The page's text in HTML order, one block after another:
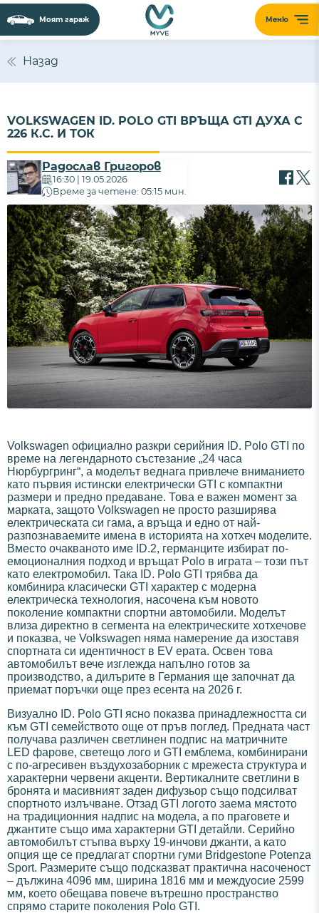
Меню
Моят гараж
Назад
VOLKSWAGEN ID. POLO GTI ВРЪЩА GTI ДУХА С
226 К.С. И ТОК
Радослав Григоров
16:30 | 19.05.2026
Време за четене: 05:15 мин.
Volkswagen официално разкри серийния ID. Polo GTI по
време на легендарното състезание „24 часа
Нюрбургринг“, а моделът веднага привлече вниманието
като първия истински електрически GTI с компактни
размери и предно предаване. Това е важен момент за
марката, защото Volkswagen не просто разширява
електрическата си гама, а връща и едно от най-
разпознаваемите имена в историята на хотхеч моделите.
Вместо очакваното име ID.2, германците избират по-
емоционалния подход и връщат Polo в играта – този път
като електромобил. Така ID. Polo GTI трябва да
комбинира класически GTI характер с модерна
електрическа технология, насочена към новото
поколение компактни спортни автомобили. Моделът
влиза директно в сегмента на електрическите хотхечове
и показва, че Volkswagen няма намерение да изоставя
спортната си идентичност в EV ерата. Освен това
автомобилът вече изглежда напълно готов за
производство, а дилърите в Германия ще започнат да
приемат поръчки още през есента на 2026 г.
Визуално ID. Polo GTI ясно показва принадлежността си
към GTI семейството още от пръв поглед. Предната част
получава различен светлинен подпис на матричните
LED фарове, светещо лого и GTI емблема, комбинирани
с по-агресивен въздухозаборник с мрежеста структура и
характерни червени акценти. Вертикалните светлини в
бронята и масивният заден дифузьор също подсилват
спортното излъчване. Отзад GTI логото заема мястото
на традиционния надпис на модела, а по праговете и
джантите също има характерни GTI детайли. Серийно
автомобилът стъпва върху 19-инчови джанти, а като
опция ще се предлагат спортни гуми Bridgestone Potenza
Sport. Размерите също подсказват практична насоченост
– дължина 4096 мм, ширина 1816 мм и междуосие 2599
мм, което обещава повече вътрешно пространство
спрямо старите поколения Polo GTI.